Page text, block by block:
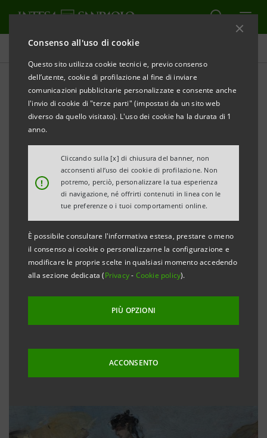
Consenso all'uso di cookie
Questo sito utilizza cookie tecnici e, previo consenso
dell’utente, cookie di profilazione al fine di inviare
comunicazioni pubblicitarie personalizzate e consente anche
l'invio di cookie di "terze parti" (impostati da un sito web
diverso da quello visitato). L'uso dei cookie ha la durata di 1
anno.
!
Cliccando sulla [x] di chiusura del banner, non
acconsenti all’uso dei cookie di profilazione. Non
potremo, perciò, personalizzare la tua esperienza
di navigazione, né offrirti contenuti in linea con le
tue preferenze o i tuoi comportamenti online.
È possibile consultare l'informativa estesa, prestare o meno
il consenso ai cookie o personalizzarne la configurazione e
modificare le proprie scelte in qualsiasi momento accedendo
alla sezione dedicata (Privacy- Cookie policy).
PIÙ OPZIONI
ACCONSENTO
Tutti i progetti
CULTURA
A Venezia i capolavori
impressionisti del MuMa